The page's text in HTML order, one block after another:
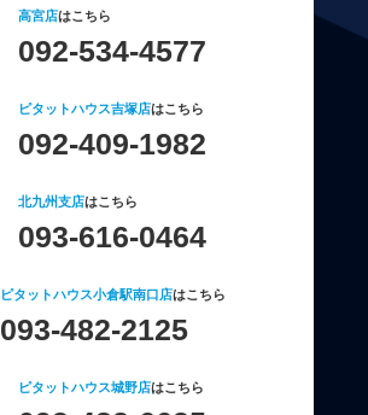
高宮店はこちら
092-534-4577
ピタットハウス吉塚店はこちら
092-409-1982
北九州支店はこちら
093-616-0464
ピタットハウス小倉駅南口店はこちら
093-482-2125
ピタットハウス城野店はこちら